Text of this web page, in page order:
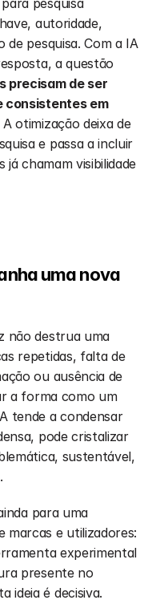
pesquisa
autoridade,
pesquisa. Com a IA
a questão
precisam de ser
consistentes em
A otimização deixa de
e passa a incluir
chamam visibilidade
uma nova
não destrua uma
repetidas, falta de
ou ausência de
a forma como um
tende a condensar
pode cristalizar
sustentável,
para uma
e utilizadores:
experimental
presente no
ideia é decisiva.